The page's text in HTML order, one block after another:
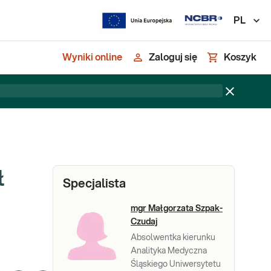
PL
Wyniki online Zaloguj się Koszyk
Specjalista
mgr Małgorzata Szpak-
Czudaj
Absolwentka kierunku
Analityka Medyczna
Śląskiego Uniwersytetu